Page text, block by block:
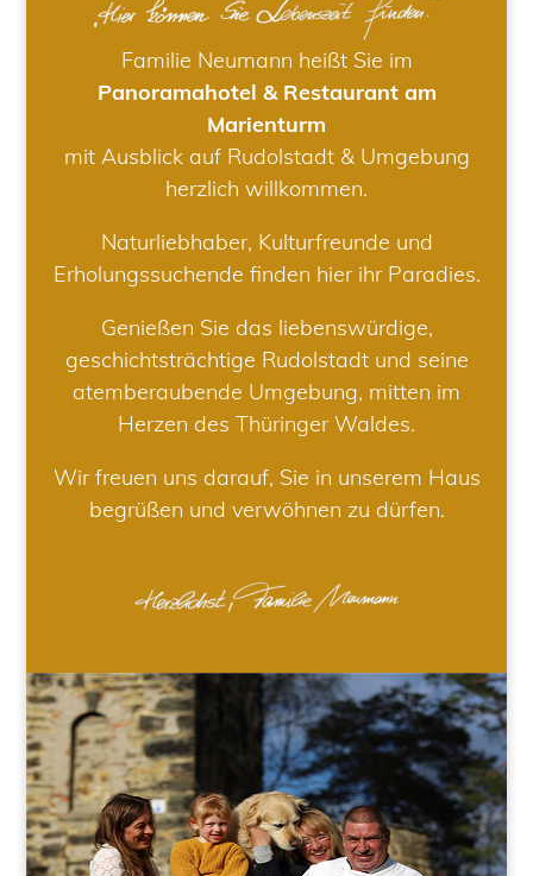
Familie Neumann heißt Sie im
Panoramahotel & Restaurant am
Marienturm
mit Ausblick auf Rudolstadt & Umgebung
herzlich willkommen.
Naturliebhaber, Kulturfreunde und
Erholungssuchende finden hier ihr Paradies.
Genießen Sie das liebenswürdige,
geschichtsträchtige Rudolstadt und seine
atemberaubende Umgebung, mitten im
Herzen des Thüringer Waldes.
Wir freuen uns darauf, Sie in unserem Haus
begrüßen und verwöhnen zu dürfen.